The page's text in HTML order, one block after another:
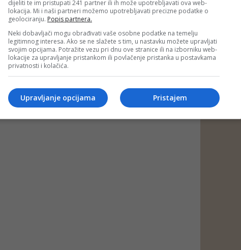
dijeliti te im pristupati 241 partner ili ih može upotrebljavati ova web-
lokacija. Mi i naši partneri možemo upotrebljavati precizne podatke o
geolociranju. Popis partnera.
Neki dobavljači mogu obrađivati vaše osobne podatke na temelju
legitimnog interesa. Ako se ne slažete s tim, u nastavku možete upravljati
svojim opcijama. Potražite vezu pri dnu ove stranice ili na izborniku web-
lokacije za upravljanje pristankom ili povlačenje pristanka u postavkama
privatnosti i kolačića.
Pristajem
Upravljanje opcijama